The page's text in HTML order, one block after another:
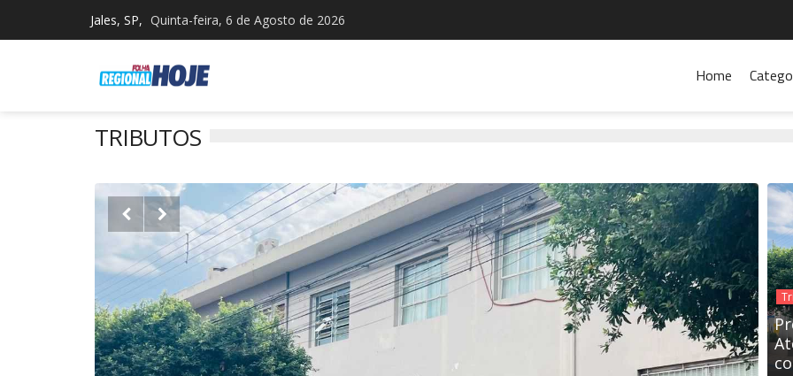
Jales, SP, Quinta-feira, 6 de Agosto de 2026
Home
TRIBUTOS
 